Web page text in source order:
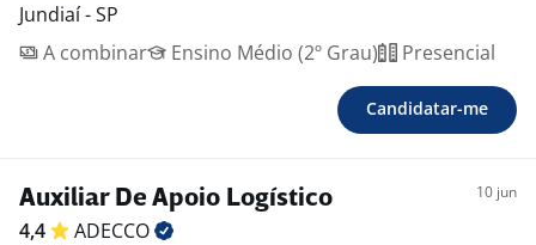
Jundiaí - SP
A combinar
Ensino Médio (2º Grau) Presencial
Candidatar-me
Auxiliar De Apoio Logístico 10 jun
4,4
ADECCO